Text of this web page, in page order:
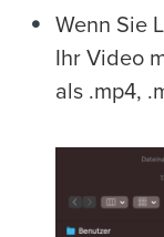
Wenn Sie
Ihr Video
als .mp4,